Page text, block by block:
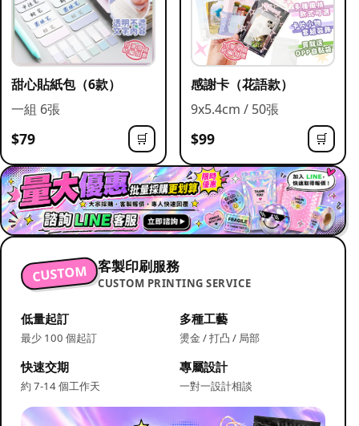
甜心貼紙包（6款）
一組 6張
$79 🛒
感謝卡（花語款）
9x5.4cm / 50張
$99 🛒
CUSTOM 客製印刷服務
CUSTOM PRINTING SERVICE
低量起訂
最少 100 個起訂
多種工藝
燙金 / 打凸 / 局部
快速交期
約 7-14 個工作天
專屬設計
一對一設計相談